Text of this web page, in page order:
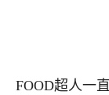
FOOD超人一